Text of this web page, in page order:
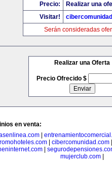
Precio:
Realizar una
Visitar!
Serán consideradas
Realizar una Oferta
Precio Ofrecido $
en venta:
|
cibercomunidad.com
|
mujerclub.com